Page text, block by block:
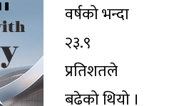
वर्षको भन्दा
२३.९
प्रतिशतले
बढेको थियो ।